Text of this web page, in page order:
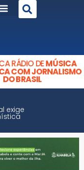
RÁDIO DEMÚSICA
COM JORNALISMO
DO BRASIL
exige